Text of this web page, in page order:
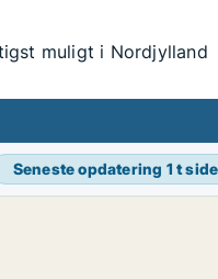
muligt i Nordjylland
Seneste opdatering 1 t